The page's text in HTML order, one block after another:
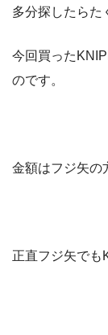
多分探したらた
今回買った
のです。
金額はフジ矢の
正直フジ矢でも